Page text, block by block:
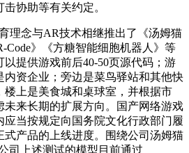
协助等有关约定。
念与AR技术相继推出了《汤姆猫
Code》《方糖智能细胞机器人》等
提供游戏前后40-50页源代码；游
内资企业；旁边是菜鸟驿站和其他快
楼上是美食城和桌球室，并根据市
未来长期的扩展方向。国产网络游戏
应当按规定向国务院文化行政部门履
式产品的上线进度。围绕公司汤姆猫
司上述测试的模型目前通过